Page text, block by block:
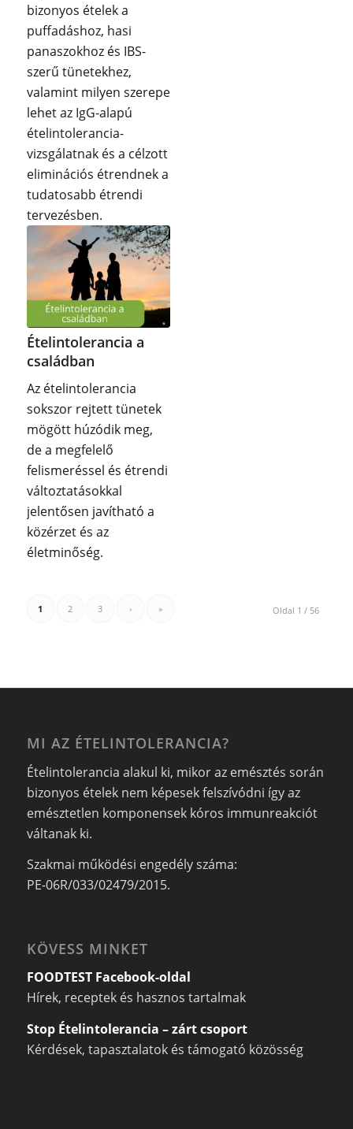
bizonyos ételek a
puffadáshoz, hasi
panaszokhoz és IBS-
szerű tünetekhez,
valamint milyen szerepe
lehet az IgG-alapú
ételintolerancia-
vizsgálatnak és a célzott
eliminációs étrendnek a
tudatosabb étrendi
tervezésben.
Ételintolerancia a
családban
Az ételintolerancia
sokszor rejtett tünetek
mögött húzódik meg,
de a megfelelő
felismeréssel és étrendi
változtatásokkal
jelentősen javítható a
közérzet és az
életminőség.
Oldal 1 / 56
1 2 3 › »
MI AZ ÉTELINTOLERANCIA?
Ételintolerancia alakul ki, mikor az emésztés során
bizonyos ételek nem képesek felszívódni így az
emésztetlen komponensek kóros immunreakciót
váltanak ki.
Szakmai működési engedély száma:
PE-06R/033/02479/2015.
KÖVESS MINKET
FOODTEST Facebook-oldal
Hírek, receptek és hasznos tartalmak
Stop Ételintolerancia – zárt csoport
Kérdések, tapasztalatok és támogató közösség